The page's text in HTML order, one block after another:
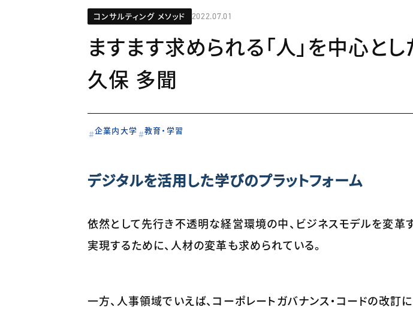
コンサルティング メソッド 2022.07.01
ますます求められる「人」を中心と
久保 多聞
企業内大学 教育・学習
デジタルを活用した学びのプラットフォーム
依然として先行き不透明な経営環境の中、ビジネスモデルを変革
実現するために、人材の変革も求められている。
一方、人事領域でいえば、コーポレートガバナンス・コードの改